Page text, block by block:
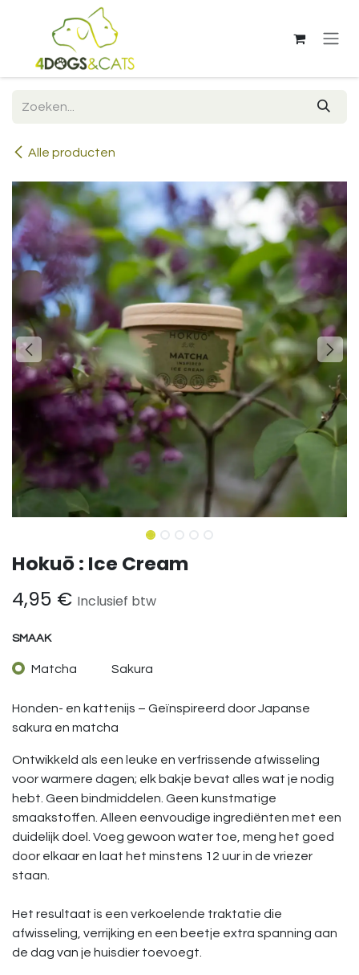
Overslaan naar inhoud
Alle producten
Hokuō : Ice Cream
4,95 € Inclusief btw
SMAAK
Matcha Sakura
Honden- en kattenijs – Geïnspireerd door Japanse
sakura en matcha
Ontwikkeld als een leuke en verfrissende afwisseling
voor warmere dagen; elk bakje bevat alles wat je nodig
hebt. Geen bindmiddelen. Geen kunstmatige
smaakstoffen. Alleen eenvoudige ingrediënten met een
duidelijk doel. Voeg gewoon water toe, meng het goed
door elkaar en laat het minstens 12 uur in de vriezer
staan.
Het resultaat is een verkoelende traktatie die
afwisseling, verrijking en een beetje extra spanning aan
de dag van je huisdier toevoegt.